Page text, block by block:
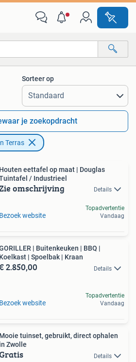
Alle afstanden…
Sorteer op
je zoekopdracht
Terras
Houten eettafel op maat | Douglas
/ Industrieel
omschrijving Details
Bezoek website
Topadvertentie
Vandaag
| Buitenkeuken | BBQ |
Koelkast | Spoelbak | Kraan
2.850,00 Details
Bezoek website
Topadvertentie
Vandaag
Mooie tuinset, gebruikt, direct ophalen
in Zwolle
Details